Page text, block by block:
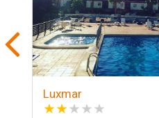
Luxmar